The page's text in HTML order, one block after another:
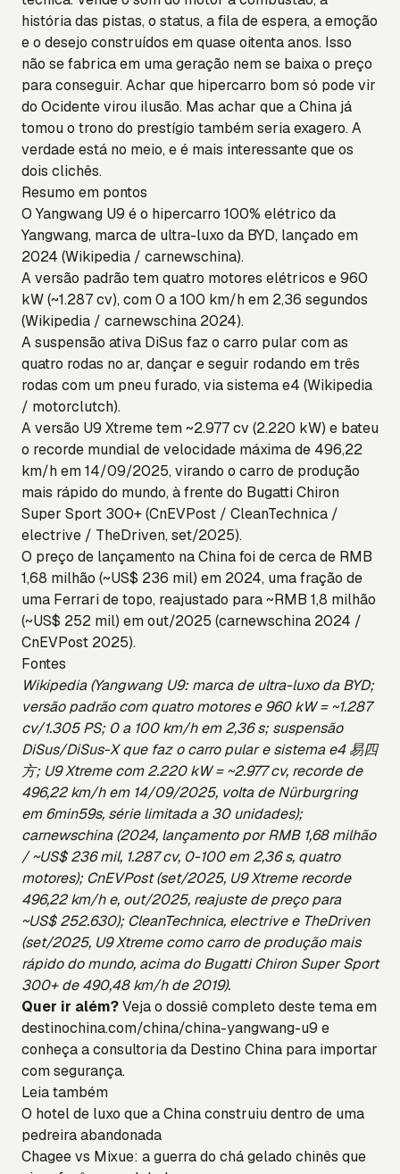
história das pistas, o status, a fila de espera, a emoção
e o desejo construídos em quase oitenta anos. Isso
não se fabrica em uma geração nem se baixa o preço
para conseguir. Achar que hipercarro bom só pode vir
do Ocidente virou ilusão. Mas achar que a China já
tomou o trono do prestígio também seria exagero. A
verdade está no meio, e é mais interessante que os
dois clichês.
Resumo em pontos
O Yangwang U9 é o hipercarro 100% elétrico da
Yangwang, marca de ultra-luxo da BYD, lançado em
2024 (Wikipedia / carnewschina).
A versão padrão tem quatro motores elétricos e 960
kW (~1.287 cv), com 0 a 100 km/h em 2,36 segundos
(Wikipedia / carnewschina 2024).
A suspensão ativa DiSus faz o carro pular com as
quatro rodas no ar, dançar e seguir rodando em três
rodas com um pneu furado, via sistema e4 (Wikipedia
/ motorclutch).
A versão U9 Xtreme tem ~2.977 cv (2.220 kW) e bateu
o recorde mundial de velocidade máxima de 496,22
km/h em 14/09/2025, virando o carro de produção
mais rápido do mundo, à frente do Bugatti Chiron
Super Sport 300+ (CnEVPost / CleanTechnica /
electrive / TheDriven, set/2025).
O preço de lançamento na China foi de cerca de RMB
1,68 milhão (~US$ 236 mil) em 2024, uma fração de
uma Ferrari de topo, reajustado para ~RMB 1,8 milhão
(~US$ 252 mil) em out/2025 (carnewschina 2024 /
CnEVPost 2025).
Fontes
Wikipedia (Yangwang U9: marca de ultra-luxo da BYD;
versão padrão com quatro motores e 960 kW = ~1.287
cv/1.305 PS; 0 a 100 km/h em 2,36 s; suspensão
DiSus/DiSus-X que faz o carro pular e sistema e4 易四
方; U9 Xtreme com 2.220 kW = ~2.977 cv, recorde de
496,22 km/h em 14/09/2025, volta de Nürburgring
em 6min59s, série limitada a 30 unidades);
carnewschina (2024, lançamento por RMB 1,68 milhão
/ ~US$ 236 mil, 1.287 cv, 0-100 em 2,36 s, quatro
motores); CnEVPost (set/2025, U9 Xtreme recorde
496,22 km/h e, out/2025, reajuste de preço para
~US$ 252.630); CleanTechnica, electrive e TheDriven
(set/2025, U9 Xtreme como carro de produção mais
rápido do mundo, acima do Bugatti Chiron Super Sport
300+ de 490,48 km/h de 2019).
Quer ir além?Veja o dossiê completo deste tema em
destinochina.com/china/china-yangwang-u9 e
conheça aconsultoria da Destino China para importar
com segurança.
Leia também
O hotel de luxo que a China construiu dentro de uma
pedreira abandonada
Chagee vs Mixue: a guerra do chá gelado chinês que